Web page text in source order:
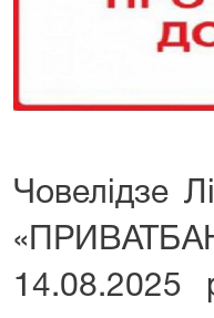
Човелідзе
14.08.2025